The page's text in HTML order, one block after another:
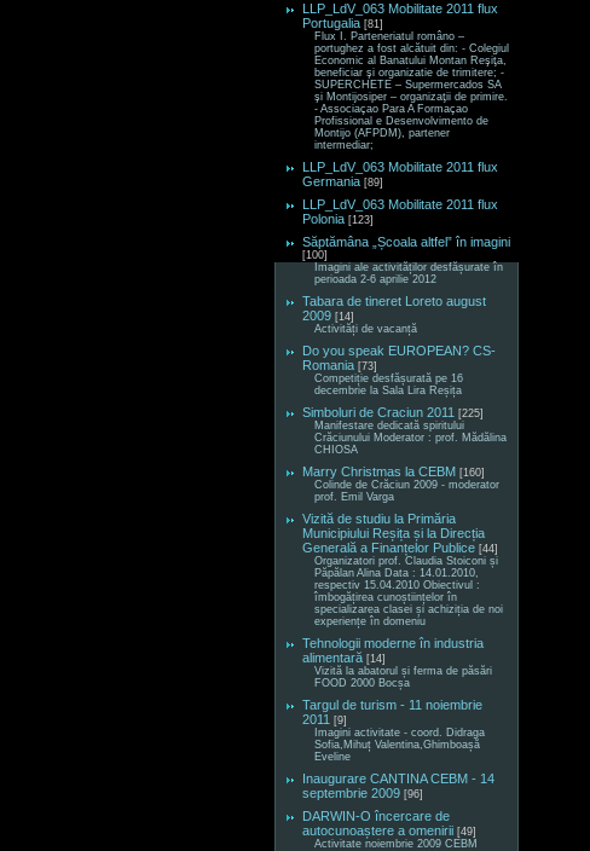
LLP_LdV_063 Mobilitate 2011 flux
Portugalia [81]
Flux I. Parteneriatul româno –
portughez a fost alcătuit din: - Colegiul
Economic al Banatului Montan Reşiţa,
beneficiar şi organizatie de trimitere; -
SUPERCHETE – Supermercados SA
şi Montijosiper – organizaţii de primire.
- Associaçao Para A Formaçao
Profissional e Desenvolvimento de
Montijo (AFPDM), partener
intermediar;
LLP_LdV_063 Mobilitate 2011 flux
Germania [89]
LLP_LdV_063 Mobilitate 2011 flux
Polonia [123]
Săptămâna „Școala altfel” în imagini
[100]
Imagini ale activităților desfășurate în
perioada 2-6 aprilie 2012
Tabara de tineret Loreto august
2009 [14]
Activități de vacanță
Do you speak EUROPEAN? CS-
Romania [73]
Competiție desfășurată pe 16
decembrie la Sala Lira Reșița
Simboluri de Craciun 2011 [225]
Manifestare dedicată spiritului
Crăciunului Moderator : prof. Mădălina
CHIOSA
Marry Christmas la CEBM [160]
Colinde de Crăciun 2009 - moderator
prof. Emil Varga
Vizită de studiu la Primăria
Municipiului Reșița și la Direcția
Generală a Finanțelor Publice [44]
Organizatori prof. Claudia Stoiconi și
Păpălan Alina Data : 14.01.2010,
respectiv 15.04.2010 Obiectivul :
îmbogățirea cunoștiințelor în
specializarea clasei și achiziția de noi
experiențe în domeniu
Tehnologii moderne în industria
alimentară [14]
Vizită la abatorul și ferma de păsări
FOOD 2000 Bocșa
Targul de turism - 11 noiembrie
2011 [9]
Imagini activitate - coord. Didraga
Sofia,Mihuț Valentina,Ghimboașă
Eveline
Inaugurare CANTINA CEBM - 14
septembrie 2009 [96]
DARWIN-O încercare de
autocunoaștere a omenirii [49]
Activitate noiembrie 2009 CEBM